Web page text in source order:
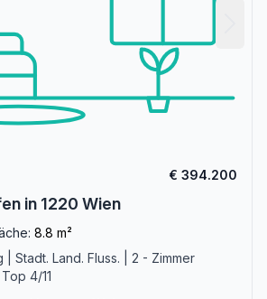
€ 394.200
in 1220 Wien
8.8 m²
Stadt. Land. Fluss. | 2 - Zimmer
4/11